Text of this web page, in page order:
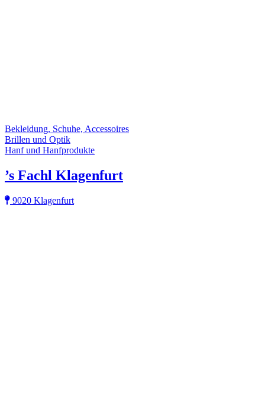
Bekleidung, Schuhe, Accessoires
Brillen und Optik
Hanf und Hanfprodukte
’s Fachl Klagenfurt
9020 Klagenfurt